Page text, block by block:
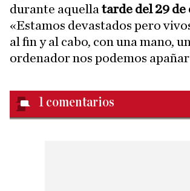
durante aquella tarde del 29
«Estamos devastados pero
al fin y al cabo, con una mano,
ordenador nos podemos
1 comentarios